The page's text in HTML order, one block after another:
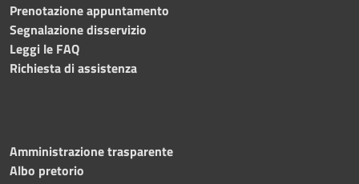
Prenotazione appuntamento
Segnalazione disservizio
Leggi le FAQ
Richiesta di assistenza
Amministrazione trasparente
Albo pretorio